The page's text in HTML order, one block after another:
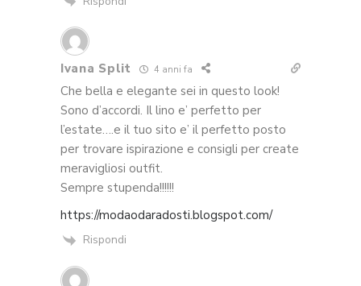
Ivana Split 4 anni fa
Che bella e elegante sei in questo look!
Sono d’accordi. Il lino e’ perfetto per
l’estate….e il tuo sito e’ il perfetto posto
per trovare ispirazione e consigli per create
meravigliosi outfit.
Sempre stupenda!!!!!!
https://modaodaradosti.blogspot.com/
Rispondi